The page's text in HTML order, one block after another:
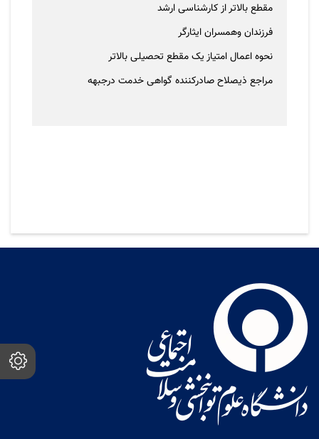
مقطع بالاتر از کارشناسی ارشد
فرزندان وهمسران ایثارگر
نحوه اعمال امتیاز یک مقطع تحصیلی بالاتر
مراجع ذیصلاح صادرکننده گواهی خدمت درجبهه